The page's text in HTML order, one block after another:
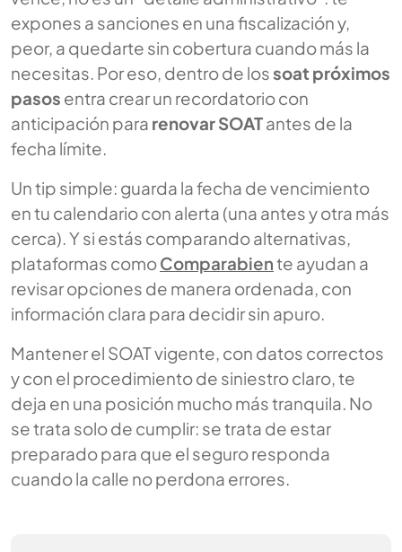
expones a sanciones en una fiscalización y,
peor, a quedarte sin cobertura cuando más la
necesitas. Por eso, dentro de lossoat próximos
pasos entra crear un recordatorio con
anticipación para renovar SOATantes de la
fecha límite.
Un tip simple: guarda la fecha de vencimiento
en tu calendario con alerta (una antes y otra más
cerca). Y si estás comparando alternativas,
plataformas comoComparabiente ayudan a
revisar opciones de manera ordenada, con
información clara para decidir sin apuro.
Mantener el SOAT vigente, con datos correctos
y con el procedimiento de siniestro claro, te
deja en una posición mucho más tranquila. No
se trata solo de cumplir: se trata de estar
preparado para que el seguro responda
cuando la calle no perdona errores.